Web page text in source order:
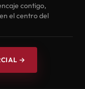
contigo,
el centro del
→